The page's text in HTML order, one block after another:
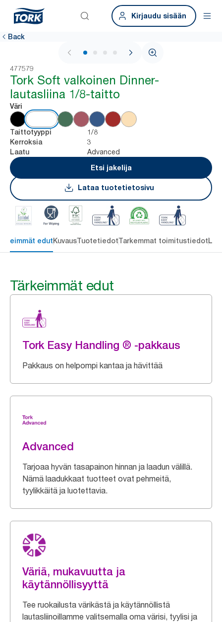
Kirjaudu sisään
Back
1 / 4
477579
Tork Soft valkoinen Dinner-
lautasliina 1/8-taitto
Väri
Taittotyyppi 1/8
Kerroksia 3
Laatu
Advanced
Etsi jakelija
Lataa tuotetietosivu
edutKuvausTuotetiedotTarkemmat toimitustiedot
Tärkeimmät edut
Tork Easy Handling ® -pakkaus
Pakkaus on helpompi kantaa ja hävittää
Advanced
Tarjoaa hyvän tasapainon hinnan ja laadun välillä.
Nämä laadukkaat tuotteet ovat pehmeitä,
tyylikkäitä ja luotettavia.
Väriä, mukavuutta ja
käytännöllisyyttä
Tee ruokailusta värikästä ja käytännöllistä
lautasliinoillamme valitsemalla oma värisi, tyylisi ja